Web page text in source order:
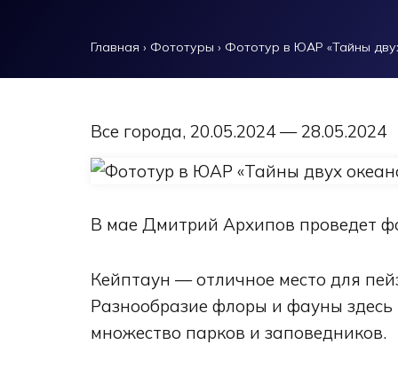
Главная › Фототуры › Фототур в ЮАР «Тайны
Все города, 20.05.2024 — 28.05.2024
В мае Дмитрий Архипов проведет
Кейптаун — отличное место для
Разнообразие флоры и фауны здесь
множество парков и заповедников.